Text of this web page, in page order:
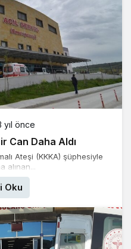
yıl önce
Can Daha Aldı
Ateşi (KKKA) şüphesiyle
alınan...
Oku